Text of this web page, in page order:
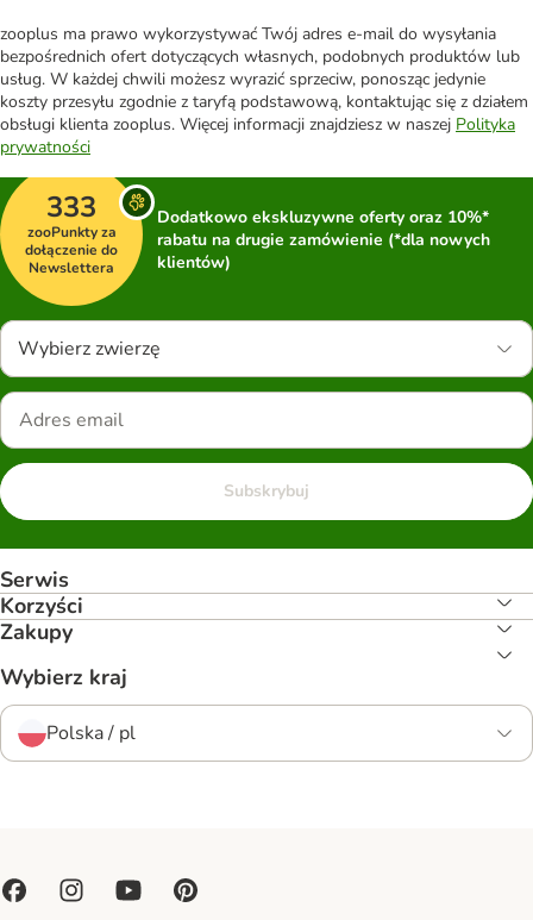
zooplus ma prawo wykorzystywać Twój adres e-mail do wysyłania
bezpośrednich ofert dotyczących własnych, podobnych produktów lub
usług. W każdej chwili możesz wyrazić sprzeciw, ponosząc jedynie
koszty przesyłu zgodnie z taryfą podstawową, kontaktując się z działem
obsługi klienta zooplus. Więcej informacji znajdziesz w naszej Polityka
prywatności
333
zooPunkty za
dołączenie do
Newslettera
Dodatkowo ekskluzywne oferty oraz 10%*
rabatu na drugie zamówienie (*dla nowych
klientów)
Wybierz zwierzę
Subskrybuj
Serwis
Korzyści
Zakupy
Wybierz kraj
Polska / pl